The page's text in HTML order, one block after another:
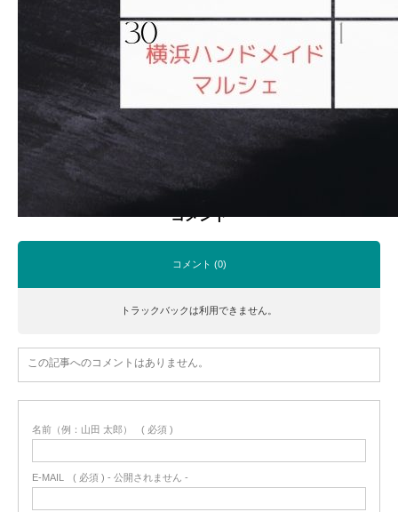
投稿者: 内田 広大
コメント:
コメント
コメント (0)
トラックバックは利用できません。
この記事へのコメントはありません。
名前（例：山田 太郎） ( 必須 )
E-MAIL ( 必須 ) - 公開されません -